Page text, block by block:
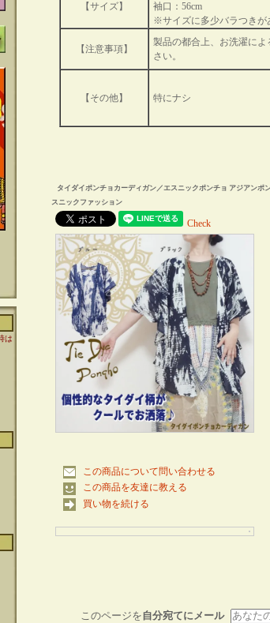
【サイズ】
袖口：56cm
※サイズに多少バラつきが
【注意事項】
製品の都合上、お洗濯に
さい。
【その他】 特にナシ
タイダイポンチョカーディガン／エスニックポンチョ アジアンポ
スニックファッション
Check
この商品について問い合わせる
この商品を友達に教える
買い物を続ける
このページを自分宛てにメール
は